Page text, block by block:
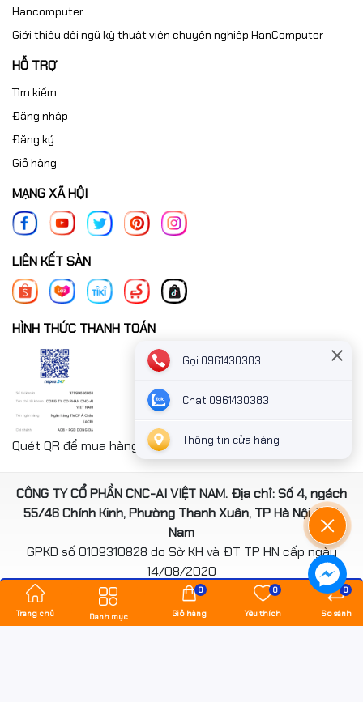
Hancomputer
Giới thiệu đội ngũ kỹ thuật viên chuyên nghiệp HanComputer
HỖ TRỢ
Tìm kiếm
Đăng nhập
Đăng ký
Giỏ hàng
MẠNG XÃ HỘI
LIÊN KẾT SÀN
HÌNH THỨC THANH TOÁN
Quét QR để mua hàng nhanh chóng thanh toán công ty
CÔNG TY CỔ PHẦN CNC-AI VIỆT NAM. Địa chỉ: Số 4, ngách
55/46 Chính Kinh, Phường Thanh Xuân, TP Hà Nội, Việt
Nam
GPKD số 0109310828 do Sở KH và ĐT TP HN cấp ngày
14/08/2020
*** Website đã đươc cấp phép của Bộ Công Thương
Bản quyền thuộc vềhancomputer.vn.
Trang chủ Danh mục Giỏ hàng
0
Yêu thích
0
So sánh
0
Gọi 0961430383
Chat 0961430383
Thông tin cửa hàng